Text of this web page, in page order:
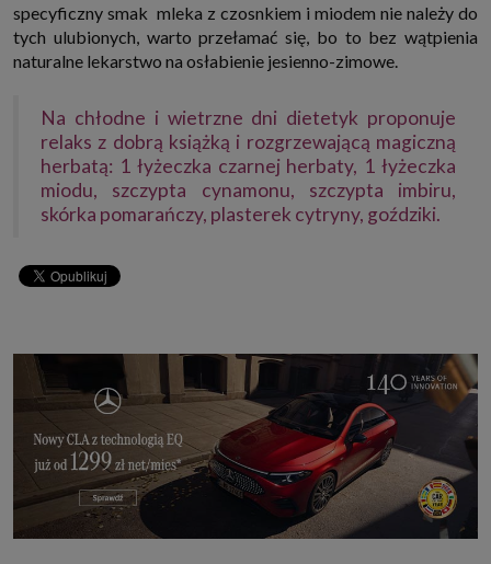
specyficzny smak mleka z czosnkiem i miodem nie należy do
tych ulubionych, warto przełamać się, bo to bez wątpienia
naturalne lekarstwo na osłabienie jesienno-zimowe.
Na chłodne i wietrzne dni dietetyk proponuje
relaks z dobrą książką i rozgrzewającą magiczną
herbatą: 1 łyżeczka czarnej herbaty, 1 łyżeczka
miodu, szczypta cynamonu, szczypta imbiru,
skórka pomarańczy, plasterek cytryny, goździki.